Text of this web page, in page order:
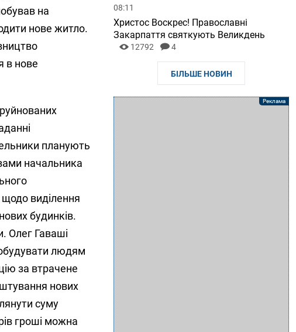
на
нове житло.
в нове
планують
начальника
виділення
будинків.
Олег Гаваші
людям
за втрачене
нових
суму
гроші можна
08:11
Христос Воскрес! Православні
Закарпаття святкують Великдень
12792 4
БІЛЬШЕ НОВИН